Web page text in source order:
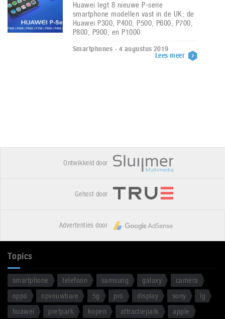
Huawei legt 8 nieuwe P-serie
smartphone modellen vast in de UK; de
Huawei P300, P400, P500, P600, P700,
P800, P900, en P1000.
Smartphones - 4 augustus 2019
Lees meer
Ontwikkeld door
Gehost door
Advertenties door
Topics
smartphone telefoon samsung galaxy
camera
oppo
opvouwbare 5g pro display sony
lg
huawei
pretpark kopen attractiepark
apple